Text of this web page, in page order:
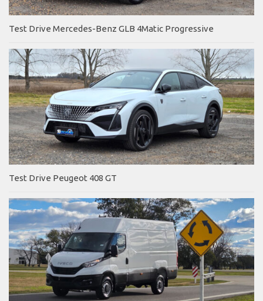
Test Drive Mercedes-Benz GLB 4Matic Progressive
Test Drive Peugeot 408 GT